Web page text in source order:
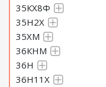
35КХ8Ф
35Н2Х
35ХМ
36КНМ
36Н
36Н11Х